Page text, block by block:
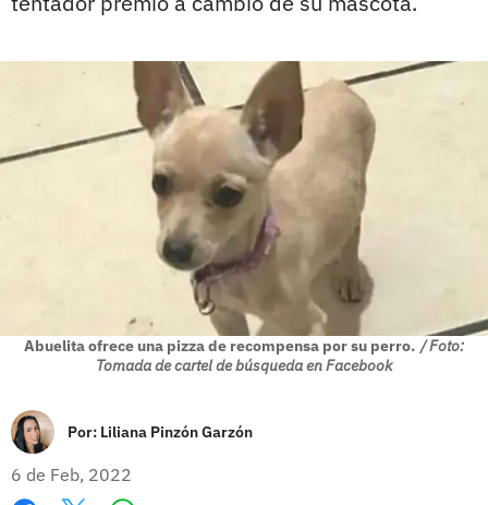
Abuelita ofrece una pizza de recompensa por su perro. / Foto:
Tomada de cartel de búsqueda en Facebook
Por: Liliana Pinzón Garzón
6 de Feb, 2022